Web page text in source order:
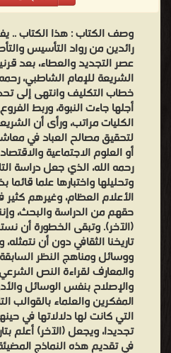
وصف الكتاب :هذا الكتاب ..
رائدين من رواد التأسيس
عصر التجديد والعطاء، بعد
الشريعة للإمام الشاطبي،
خطاب التكليف وانتهى إلى
أجلها جاءت النبوة، وربط
الكليات مراتب، ورأى أن
لتحقيق مصالح العباد في
أو العلوم الاجتماعية
رحمه الله، الذي جعل دراسة
وتحليلها واختبارها علما
الأعلام العظام، وغيرهم كثير
حقهم من الدراسة والبحث،
(الآخر). وتبقى الخطورة أن
تاريخنا الثقافي دون أن
ووسائل ومناهج النظر
والمعارف لقراءة النص
والإصلاح بنفس الوسائل
المفكرين والعلماء بالقوالب
التي كانت لها دلالاتها في
تجديدا، ويجعل (الآخر) أعلم
في تقديم هذه النماذج